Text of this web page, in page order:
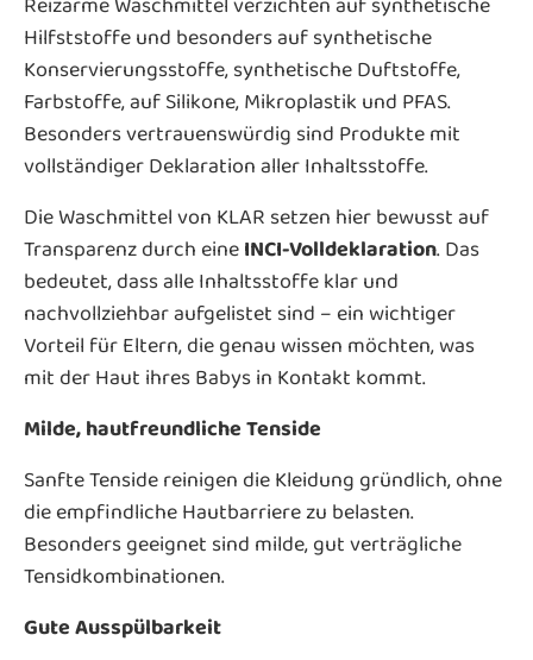
Hilfststoffe und besonders auf synthetische
Konservierungsstoffe, synthetische Duftstoffe,
Farbstoffe, auf Silikone, Mikroplastik und PFAS.
Besonders vertrauenswürdig sind Produkte mit
vollständiger Deklaration aller Inhaltsstoffe.
Die Waschmittel von KLAR setzen hier bewusst auf
Transparenz durch eineINCI-Volldeklaration. Das
bedeutet, dass alle Inhaltsstoffe klar und
nachvollziehbar aufgelistet sind – ein wichtiger
Vorteil für Eltern, die genau wissen möchten, was
mit der Haut ihres Babys in Kontakt kommt.
Milde, hautfreundliche Tenside
Sanfte Tenside reinigen die Kleidung gründlich, ohne
die empfindliche Hautbarriere zu belasten.
Besonders geeignet sind milde, gut verträgliche
Tensidkombinationen.
Gute Ausspülbarkeit